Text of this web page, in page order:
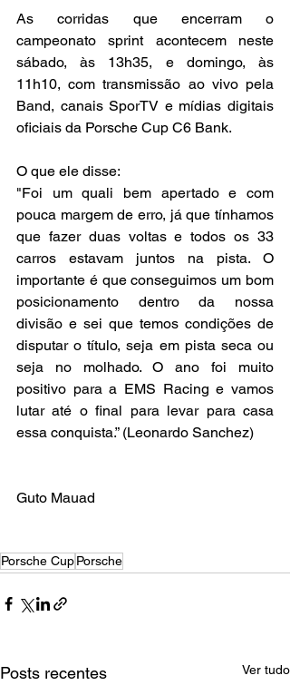
As corridas que encerram o
campeonato sprint acontecem neste
sábado, às 13h35, e domingo, às
11h10, com transmissão ao vivo pela
Band, canais SporTV e mídias digitais
oficiais da Porsche Cup C6 Bank.
O que ele disse:
"Foi um quali bem apertado e com
pouca margem de erro, já que tínhamos
que fazer duas voltas e todos os 33
carros estavam juntos na pista. O
importante é que conseguimos um bom
posicionamento dentro da nossa
divisão e sei que temos condições de
disputar o título, seja em pista seca ou
seja no molhado. O ano foi muito
positivo para a EMS Racing e vamos
lutar até o final para levar para casa
essa conquista.” (Leonardo Sanchez)
Guto Mauad
Porsche CupPorsche
Posts recentes Ver tudo